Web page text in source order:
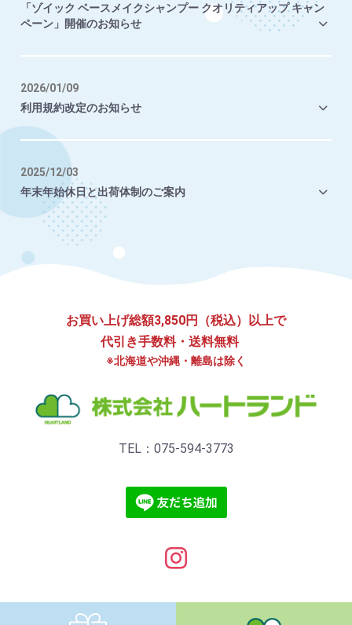
「ゾイック ベースメイクシャンプー クオリティアップ キャン
ペーン」開催のお知らせ
2026/01/09
利用規約改定のお知らせ
2025/12/03
年末年始休日と出荷体制のご案内
お買い上げ総額3,850円（税込）以上で
代引き手数料・送料無料
※北海道や沖縄・離島は除く
TEL：075-594-3773